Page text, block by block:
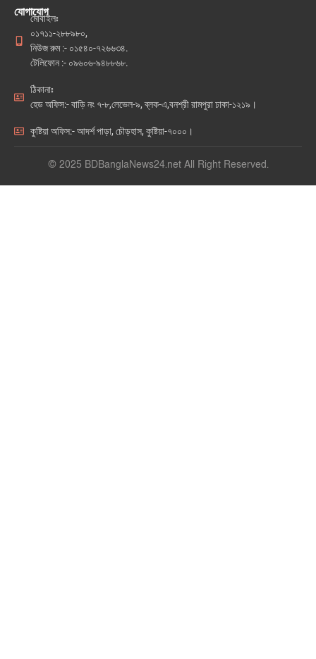
যোগাযোগ
মোবাইলঃ
০১৭১১-২৮৮৯৮০,
নিউজ রুম :- ০১৫৪০-৭২৬৬৩৪.
টেলিফোন :- ০৯৬০৬-৯৪৮৮৬৮.
ঠিকানাঃ
হেড অফিস:- বাড়ি নং ৭-৮,লেভেল-৯, ব্লক-এ,বনশ্রী রামপুরা ঢাকা-১২১৯।
কুষ্টিয়া অফিস:- আদর্শ পাড়া, চৌড়হাস, কুষ্টিয়া-৭০০০।
© 2025 BDBanglaNews24.net All Right Reserved.